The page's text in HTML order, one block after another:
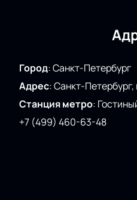
Город:Санкт-Петербург
Адрес:Санкт-Петербург,
Станция метро:
+7 (499) 460-63-48